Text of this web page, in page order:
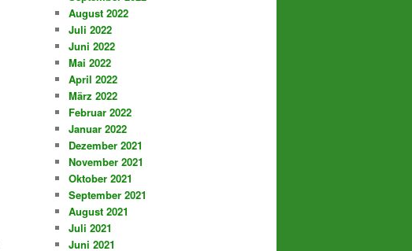
August 2022
Juli 2022
Juni 2022
Mai 2022
April 2022
März 2022
Februar 2022
Januar 2022
Dezember 2021
November 2021
Oktober 2021
September 2021
August 2021
Juli 2021
Juni 2021